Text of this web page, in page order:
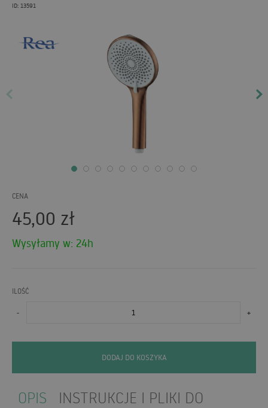
ID: 13591
CENA
45,00 zł
Wysyłamy w: 24h
ILOŚĆ
- +
DODAJ DO KOSZYKA
OPIS
INSTRUKCJE I PLIKI DO